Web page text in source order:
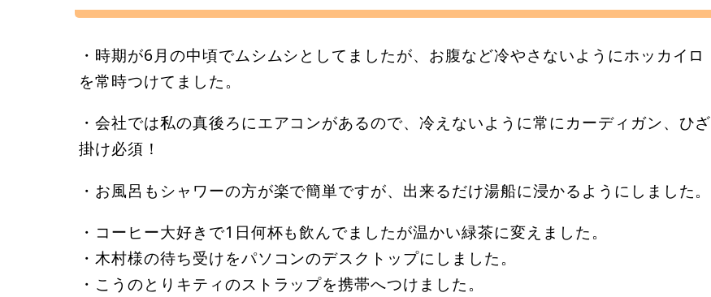
・時期が6月の中頃でムシムシとしてましたが、お腹など冷やさないようにホッカイロ
を常時つけてました。
・会社では私の真後ろにエアコンがあるので、冷えないように常にカーディガン、ひざ
掛け必須！
・お風呂もシャワーの方が楽で簡単ですが、出来るだけ湯船に浸かるようにしました。
・コーヒー大好きで1日何杯も飲んでましたが温かい緑茶に変えました。
・木村様の待ち受けをパソコンのデスクトップにしました。
・こうのとりキティのストラップを携帯へつけました。